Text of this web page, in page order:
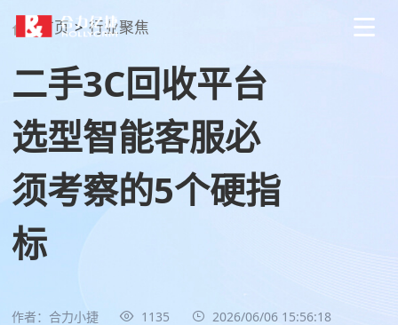
首页 > 行业聚焦
二手3C回收平台
选型智能客服必
须考察的5个硬指
标
作者：合力小捷 1135 2026/06/06 15:56:18